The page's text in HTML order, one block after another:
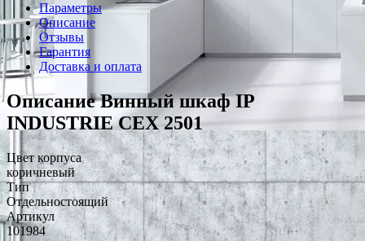
Параметры
Описание
Отзывы
Гарантия
Доставка и оплата
Описание Винный шкаф IP
INDUSTRIE CEX 2501
Цвет корпуса
коричневый
Тип
Отдельностоящий
Артикул
101984